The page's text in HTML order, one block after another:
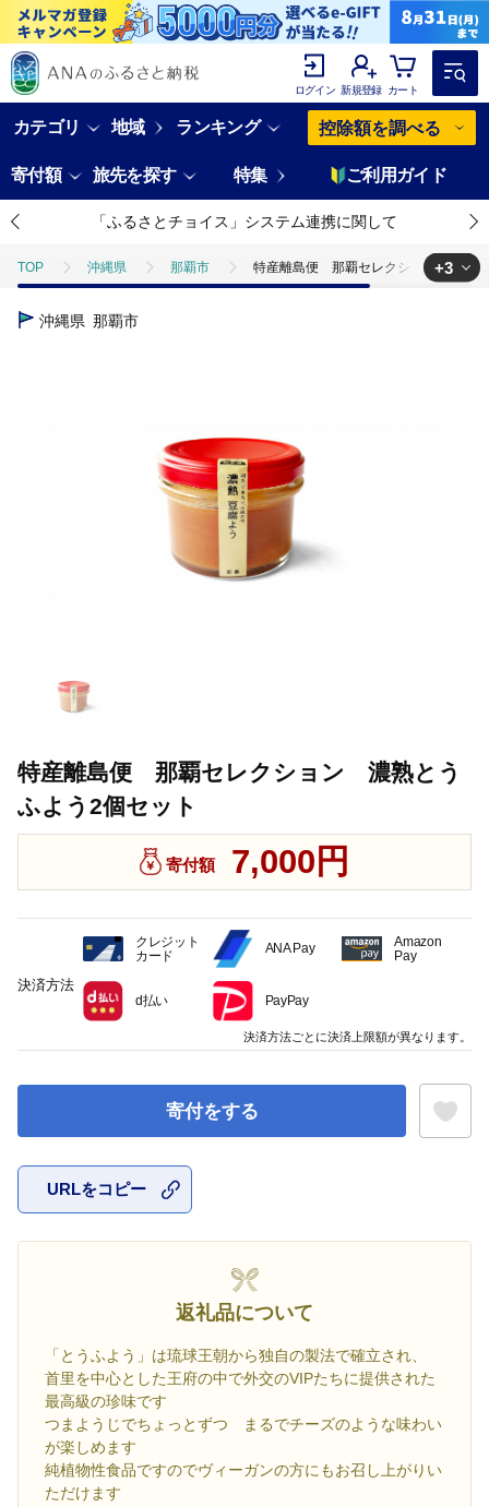
ログイン 新規登録 カート
カテゴリ 地域 ランキング 控除額を調べる
寄付額 旅先を探す 特集 ご利用ガイド
「ふるさとチョイス」システム連携に関して
TOP 沖縄県 那覇市 特産離島便 那覇セレクション 濃熟と
TOP
+3
沖縄県 那覇市
特産離島便 那覇セレクション 濃熟とう
ふよう2個セット
寄付額 7,000円
寄付をする
URLをコピー
返礼品について
「とうふよう」は琉球王朝から独自の製法で確立され、
首里を中心とした王府の中で外交のVIPたちに提供された
最高級の珍味です
つまようじでちょっとずつ まるでチーズのような味わい
が楽しめます
純植物性食品ですのでヴィーガンの方にもお召し上がりい
ただけます
決済方法
クレジット
カード
ANA Pay
Amazon
Pay
d払い PayPay
決済方法ごとに決済上限額が異なります。